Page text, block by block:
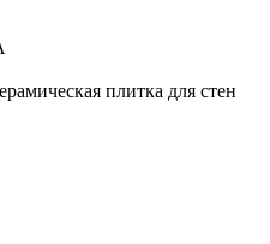
плитка для стен